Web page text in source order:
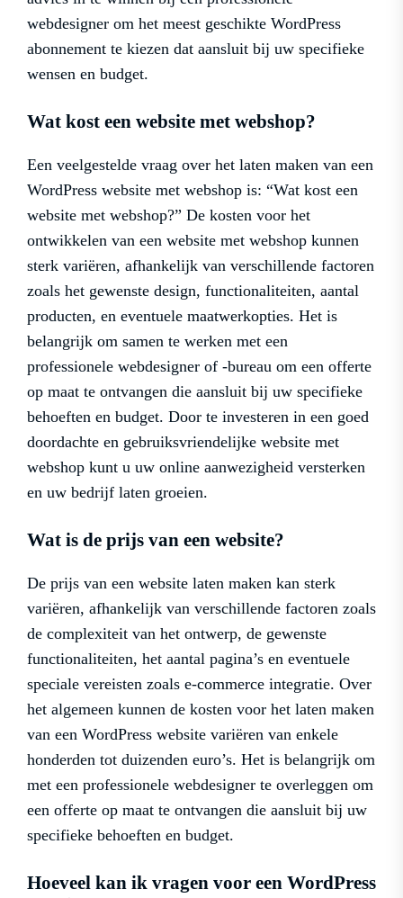
webdesigner om het meest geschikte WordPress
abonnement te kiezen dat aansluit bij uw specifieke
wensen en budget.
Wat kost een website met webshop?
Een veelgestelde vraag over het laten maken van een
WordPress website met webshop is: “Wat kost een
website met webshop?” De kosten voor het
ontwikkelen van een website met webshop kunnen
sterk variëren, afhankelijk van verschillende factoren
zoals het gewenste design, functionaliteiten, aantal
producten, en eventuele maatwerkopties. Het is
belangrijk om samen te werken met een
professionele webdesigner of -bureau om een offerte
op maat te ontvangen die aansluit bij uw specifieke
behoeften en budget. Door te investeren in een goed
doordachte en gebruiksvriendelijke website met
webshop kunt u uw online aanwezigheid versterken
en uw bedrijf laten groeien.
Wat is de prijs van een website?
De prijs van een website laten maken kan sterk
variëren, afhankelijk van verschillende factoren zoals
de complexiteit van het ontwerp, de gewenste
functionaliteiten, het aantal pagina’s en eventuele
speciale vereisten zoals e-commerce integratie. Over
het algemeen kunnen de kosten voor het laten maken
van een WordPress website variëren van enkele
honderden tot duizenden euro’s. Het is belangrijk om
met een professionele webdesigner te overleggen om
een offerte op maat te ontvangen die aansluit bij uw
specifieke behoeften en budget.
Hoeveel kan ik vragen voor een WordPress